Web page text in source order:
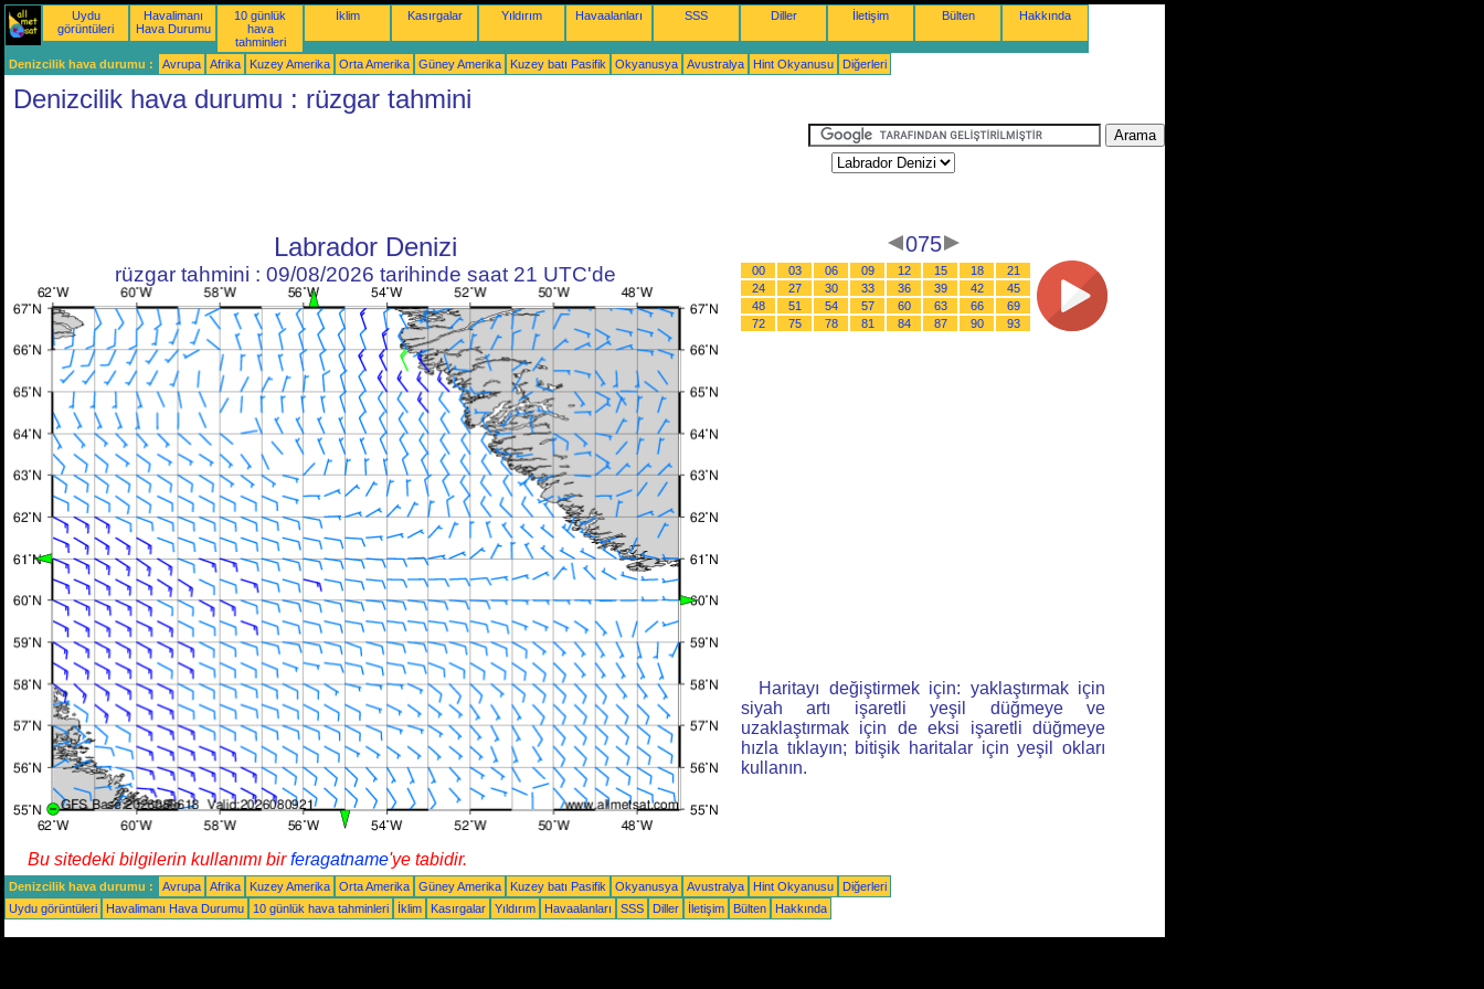
Uydu
görüntüleri
Havalimanı
Hava Durumu
10 günlük
hava
tahminleri
İklim Kasırgalar Yıldırım Havaalanları SSS Diller İletişim Bülten Hakkında
Denizcilik hava durumu : Avrupa Afrika Kuzey Amerika Orta Amerika Güney Amerika Kuzey batı Pasifik Okyanusya Avustralya Hint Okyanusu Diğerleri
Denizcilik hava durumu : rüzgar tahmini
Labrador Denizi
rüzgar tahmini : 09/08/2026 tarihinde saat 21 UTC'de
075
00 03 06 09 12 15 18
21
24
27 30 33 36 39 42
45
48
51 54 57 60 63 66
69
72
75 78 81 84 87 90 93
Haritayı değiştirmek için: yaklaştırmak için
siyah artı işaretli yeşil düğmeye ve
uzaklaştırmak için de eksi işaretli düğmeye
hızla tıklayın; bitişik haritalar için yeşil okları
kullanın.
Bu sitedeki bilgilerin kullanımı birferagatname'ye tabidir.
Denizcilik hava durumu : Avrupa Afrika Kuzey Amerika Orta Amerika Güney Amerika Kuzey batı Pasifik Okyanusya Avustralya Hint Okyanusu
Diğerleri
Uydu görüntüleri
Havalimanı Hava Durumu 10 günlük hava tahminleri İklim Kasırgalar Yıldırım Havaalanları SSS Diller İletişim Bülten Hakkında